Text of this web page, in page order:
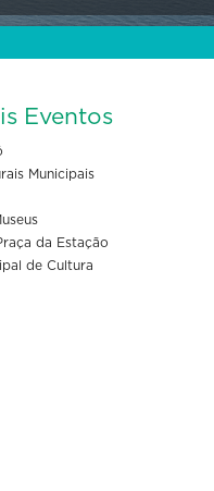
Eventos
Municipais
da Estação
de Cultura